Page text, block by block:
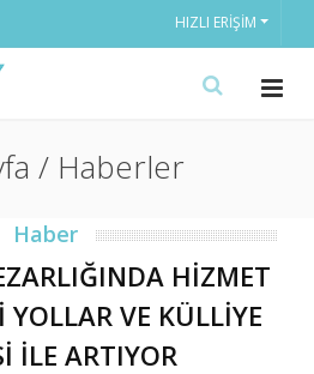
HIZLI ERIŞIM
/ Haberler
Haber
HİZMET
YOLLAR VE KÜLLİYE
İLE ARTIYOR